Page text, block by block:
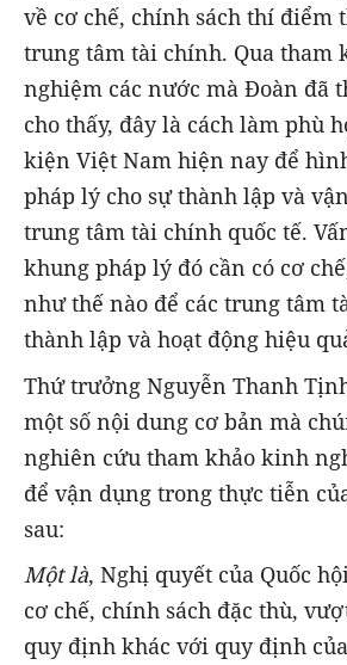
về cơ chế, chính sách thí điểm
trung tâm tài chính. Qua tham
nghiệm các nước mà Đoàn đã
cho thấy, đây là cách làm phù
kiện Việt Nam hiện nay để
pháp lý cho sự thành lập và
trung tâm tài chính quốc tế.
khung pháp lý đó cần có cơ
như thế nào để các trung tâm
thành lập và hoạt động hiệu
Thứ trưởng Nguyễn Thanh
một số nội dung cơ bản mà
nghiên cứu tham khảo kinh
để vận dụng trong thực tiễn
sau:
Một là, Nghị quyết của Quốc
cơ chế, chính sách đặc thù,
quy định khác với quy định